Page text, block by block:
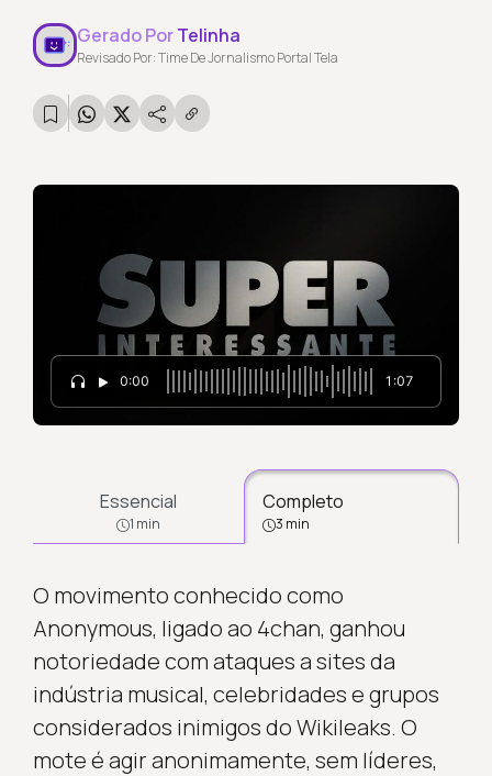
Gerado PorTelinha
Revisado Por: Time De Jornalismo Portal Tela
0:00 1:07
Essencial
1 min
Completo
3 min
O movimento conhecido como
Anonymous, ligado ao 4chan, ganhou
notoriedade com ataques a sites da
indústria musical, celebridades e grupos
considerados inimigos do Wikileaks. O
mote é agir anonimamente, sem líderes,